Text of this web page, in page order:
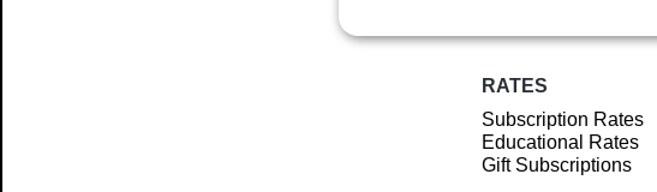
RATES
Subscription Rates
Educational Rates
Gift Subscriptions